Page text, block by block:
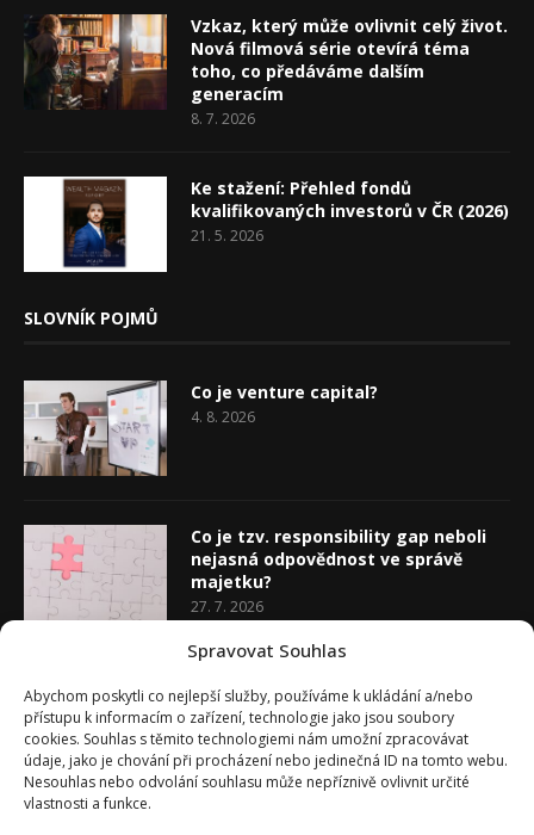
Spravovat Souhlas
Abychom poskytli co nejlepší služby, používáme k ukládání a/nebo
přístupu k informacím o zařízení, technologie jako jsou soubory
cookies. Souhlas s těmito technologiemi nám umožní zpracovávat
údaje, jako je chování při procházení nebo jedinečná ID na tomto webu.
Nesouhlas nebo odvolání souhlasu může nepříznivě ovlivnit určité
vlastnosti a funkce.
Vzkaz, který může ovlivnit celý život.
Nová filmová série otevírá téma
toho, co předáváme dalším
generacím
8. 7. 2026
Ke stažení: Přehled fondů
kvalifikovaných investorů v ČR (2026)
21. 5. 2026
SLOVNÍK POJMŮ
Co je venture capital?
4. 8. 2026
Co je tzv. responsibility gap neboli
nejasná odpovědnost ve správě
majetku?
27. 7. 2026
20. 7. 2026